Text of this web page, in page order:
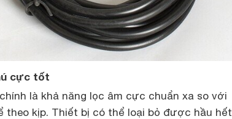
cực tốt
là khả năng lọc âm cực chuẩn xa so với
theo kịp. Thiết bị có thể loại bỏ được hầu hết